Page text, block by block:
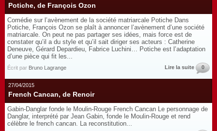
Potiche, de François Ozon
Comédie sur l’avènement de la société matriarcale Potiche Dans
Potiche, François Ozon se plaît à annoncer l’avènement d’une société
matriarcale. On peut ne pas partager ses idées, mais force est de
constater qu’il a du style et qu’il sait diriger ses acteurs : Catherine
Deneuve, Gérard Depardieu, Fabrice Luchini… Potiche est l’adaptation
d’une pièce qui fit les...
Écrit par Bruno Lagrange Lire la suite 0
27/04/2015
French Cancan, de Renoir
Gabin-Danglar fonde le Moulin-Rouge French Cancan Le personnage de
Danglar, interprété par Jean Gabin, fonde le Moulin-Rouge et rend
célèbre le french cancan. La reconstitution...